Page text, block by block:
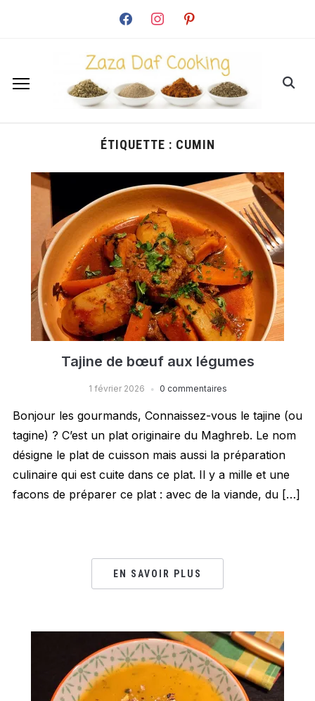
facebook instagrampinterest
ÉTIQUETTE : CUMIN
Tajine de bœuf aux légumes
1 février 2026 0 commentaires
Bonjour les gourmands, Connaissez-vous le tajine (ou
tagine) ? C’est un plat originaire du Maghreb. Le nom
désigne le plat de cuisson mais aussi la préparation
culinaire qui est cuite dans ce plat. Il y a mille et une
facons de préparer ce plat : avec de la viande, du […]
EN SAVOIR PLUS